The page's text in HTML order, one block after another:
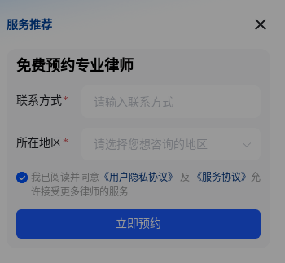
服务推荐
服务推荐
免费预约专业律师
联系方式
所在地区
我已阅读并同意 《用户隐私协议》 及 《服务协议》 允
许接受更多律师的服务
立即预约